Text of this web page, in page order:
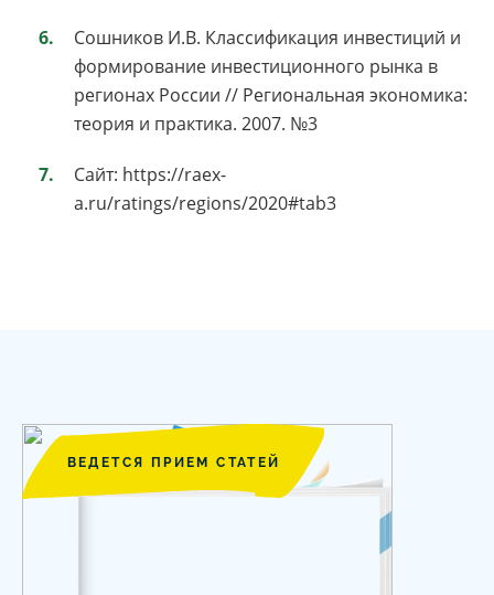
Сошников И.В. Классификация инвестиций и
формирование инвестиционного рынка в
регионах России // Региональная экономика:
теория и практика. 2007. №3
Сайт: https://raex-
a.ru/ratings/regions/2020#tab3
ВЕДЕТСЯ ПРИЕМ СТАТЕЙ